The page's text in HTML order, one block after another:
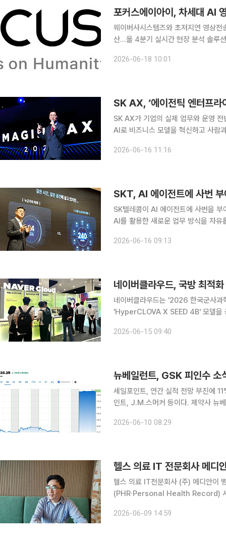
포커스에이아이, 차세대 AI
웨이버사시스템즈와 초저지연 영상전
산…올 4분기 실시간 현장 분석 솔루션 출시 예정 포커스에이아이가 영상
기반으로 외산 장비에 대한 보안 우
2026-06-18 10:01
SK AX, ‘에이전틱 엔터프
SK AX가 기업의 실제 업무와 운영 전
AI로 비즈니스 모델을 혁신하고 사람
2026’ 컨퍼런스에서 김완종 SK AX
2026-06-16 11:16
SKT, AI 에이전트에 사번
SK텔레콤이 AI 에이전트에 사번을
AI를 활용한 새로운 업무 방식을 자
한다고 16일 밝혔다. 정재헌 SKT
2026-06-16 09:13
네이버클라우드는 '2026 한국군사과
'HyperCLOVA X SEED 4B' 모델을
게 운영할 수 있는 소버린 AI 기반 국
2026-06-15 09:40
뉴베일런트, GSK 피인수
세일포인트, 연간 실적 전망 부진에
인트, J.M.스머커 등이다. 제약사 뉴베일런트는 전 거래일 대비 39.28% 급등한 123.25달러(약
수하는 계약을 체결했다. 항암제 파이
2026-06-10 08:29
헬스 의료 IT전문회사 (주) 메디안이
(PHR·Personal Health Record) 시
PHR 시장은 개인이 자신의 건강 데이
2026-06-09 14:59